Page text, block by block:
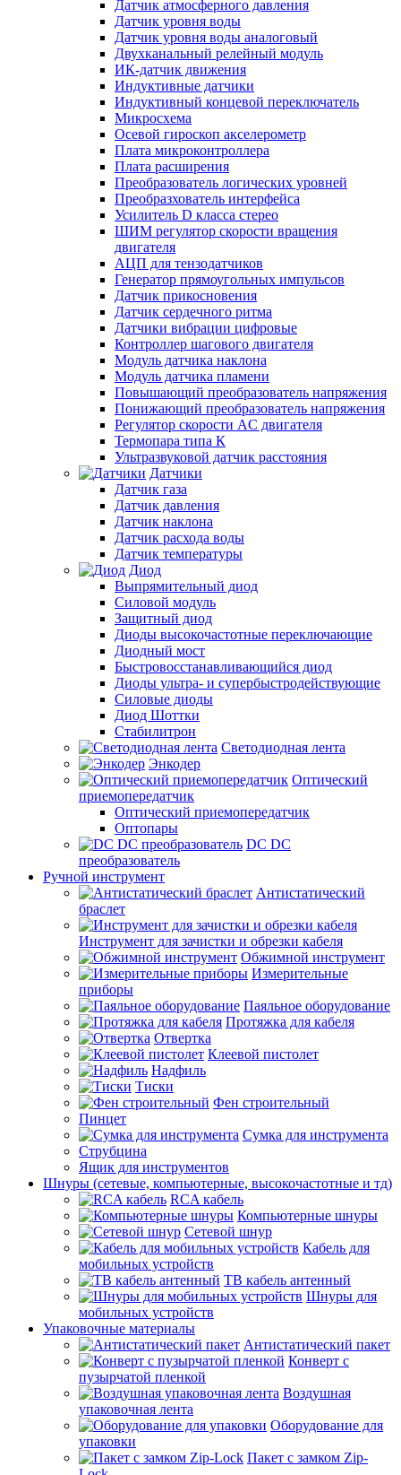
Датчик атмосферного давления
Датчик уровня воды
Датчик уровня воды аналоговый
Двухканальный релейный модуль
ИК-датчик движения
Индуктивные датчики
Индуктивный концевой переключатель
Микросхема
Осевой гироскоп акселерометр
Плата микроконтроллера
Плата расширения
Преобразователь логических уровней
Преобразхователь интерфейса
Усилитель D класса стерео
ШИМ регулятор скорости вращения
двигателя
АЦП для тензодатчиков
Генератор прямоугольных импульсов
Датчик прикосновения
Датчик сердечного ритма
Датчики вибрации цифровые
Контроллер шагового двигателя
Модуль датчика наклона
Модуль датчика пламени
Повышающий преобразователь напряжения
Понижающий преобразователь напряжения
Регулятор скорости AC двигателя
Термопара типа К
Ультразвуковой датчик расстояния
Датчики
Датчик газа
Датчик давления
Датчик наклона
Датчик расхода воды
Датчик температуры
Диод
Выпрямительный диод
Силовой модуль
Защитный диод
Диоды высокочастотные переключающие
Диодный мост
Быстровосстанавливающийся диод
Диоды ультра- и супербыстродействующие
Силовые диоды
Диод Шоттки
Стабилитрон
Светодиодная лента
Энкодер
Оптический
приемопередатчик
Оптический приемопередатчик
Оптопары
DC DC
преобразователь
Ручной инструмент
Антистатический
браслет
Инструмент для зачистки и обрезки кабеля
Обжимной инструмент
Измерительные
приборы
Паяльное оборудование
Протяжка для кабеля
Отвертка
Клеевой пистолет
Надфиль
Тиски
Фен строительный
Пинцет
Сумка для инструмента
Струбцина
Ящик для инструментов
Шнуры (сетевые, компьютерные, высокочастотные и тд)
RCA кабель
Компьютерные шнуры
Сетевой шнур
Кабель для
мобильных устройств
ТВ кабель антенный
Шнуры для
мобильных устройств
Упаковочные материалы
Антистатический пакет
Конверт с
пузырчатой пленкой
Воздушная
упаковочная лента
Оборудование для
упаковки
Пакет с замком Zip-